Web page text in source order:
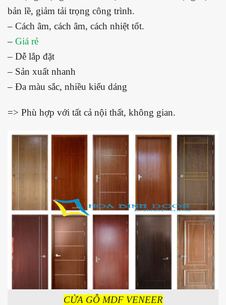
bản lề, giảm tải trọng công trình.
– Cách âm, cách âm, cách nhiệt tốt.
– Giá rẻ
– Dễ lắp đặt
– Sản xuất nhanh
– Đa màu sắc, nhiều kiểu dáng
=> Phù hợp với tất cả nội thất, không gian.
CỬA GỖ MDF VENEER